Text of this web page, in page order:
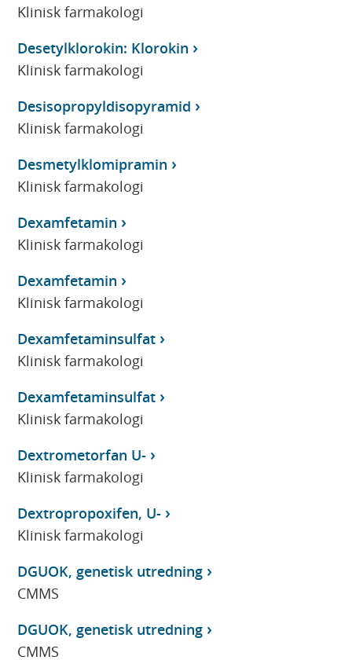
Klinisk farmakologi
Desetylklorokin: Klorokin
Klinisk farmakologi
Desisopropyldisopyramid
Klinisk farmakologi
Desmetylklomipramin
Klinisk farmakologi
Dexamfetamin
Klinisk farmakologi
Dexamfetamin
Klinisk farmakologi
Dexamfetaminsulfat
Klinisk farmakologi
Dexamfetaminsulfat
Klinisk farmakologi
Dextrometorfan U-
Klinisk farmakologi
Dextropropoxifen, U-
Klinisk farmakologi
DGUOK, genetisk utredning
CMMS
DGUOK, genetisk utredning
CMMS